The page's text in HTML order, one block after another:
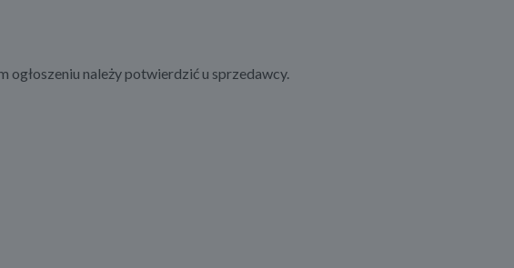
należy potwierdzić u sprzedawcy.